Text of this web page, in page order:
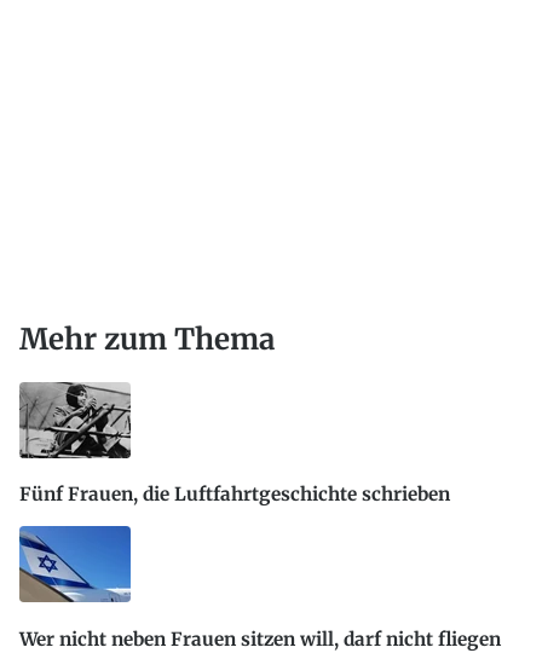
Mehr zum Thema
Fünf Frauen, die Luftfahrtgeschichte schrieben
Wer nicht neben Frauen sitzen will, darf nicht fliegen